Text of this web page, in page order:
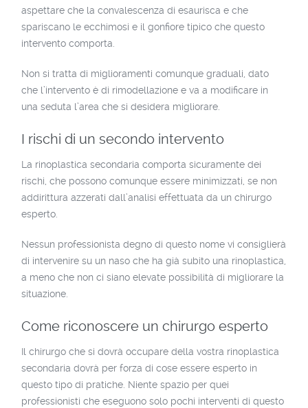
aspettare che la convalescenza di esaurisca e che
spariscano le ecchimosi e il gonfiore tipico che questo
intervento comporta.
Non si tratta di miglioramenti comunque graduali, dato
che l’intervento è di rimodellazione e va a modificare in
una seduta l’area che si desidera migliorare.
I rischi di un secondo intervento
La rinoplastica secondaria comporta sicuramente dei
rischi, che possono comunque essere minimizzati, se non
addirittura azzerati dall’analisi effettuata da un chirurgo
esperto.
Nessun professionista degno di questo nome vi consiglierà
di intervenire su un naso che ha già subito una rinoplastica,
a meno che non ci siano elevate possibilità di migliorare la
situazione.
Come riconoscere un chirurgo esperto
Il chirurgo che si dovrà occupare della vostra rinoplastica
secondaria dovrà per forza di cose essere esperto in
questo tipo di pratiche. Niente spazio per quei
professionisti che eseguono solo pochi interventi di questo